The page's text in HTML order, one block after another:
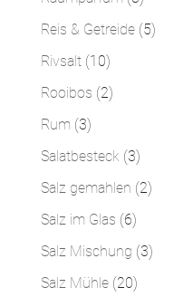
Produkte
Reis & Getreide 55
Rivsalt 1010
Produkte
Rooibos 22
Rum 33
Produkte
Salatbesteck 33
Produkte
Salz gemahlen 22
Salz im Glas 66
Produkte
Salz Mischung 33
Salz Mühle 2020